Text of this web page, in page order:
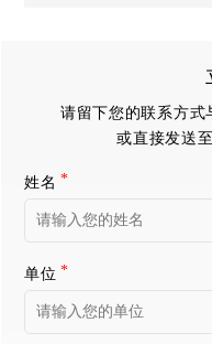
请留下您的联系方式
或直接发送
姓名
单位